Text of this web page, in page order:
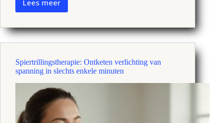
Lees meerCymatherapie
Helende
kracht
ontsluiten
middel
van
vibratiegeneeskunde
Spiertrillingstherapie: Ontketen verlichting van
spanning in slechts enkele minuten